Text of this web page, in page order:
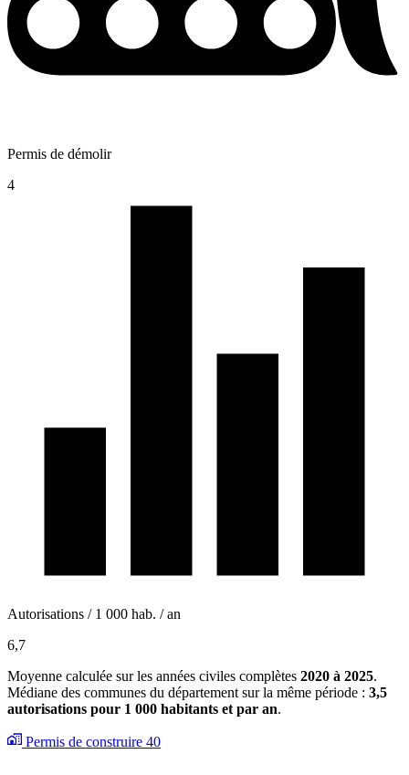
Permis de démolir
4
Autorisations / 1 000 hab. / an
6,7
Moyenne calculée sur les années civiles complètes 2020 à 2025.
Médiane des communes du département sur la même période : 3,5
autorisations pour 1 000 habitants et par an.
Permis de construire 40